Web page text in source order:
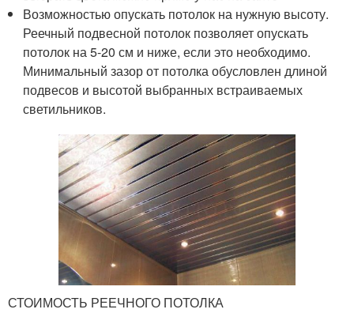
Возможностью опускать потолок на нужную высоту.
Реечный подвесной потолок позволяет опускать
потолок на 5-20 см и ниже, если это необходимо.
Минимальный зазор от потолка обусловлен длиной
подвесов и высотой выбранных встраиваемых
светильников.
СТОИМОСТЬ РЕЕЧНОГО ПОТОЛКА